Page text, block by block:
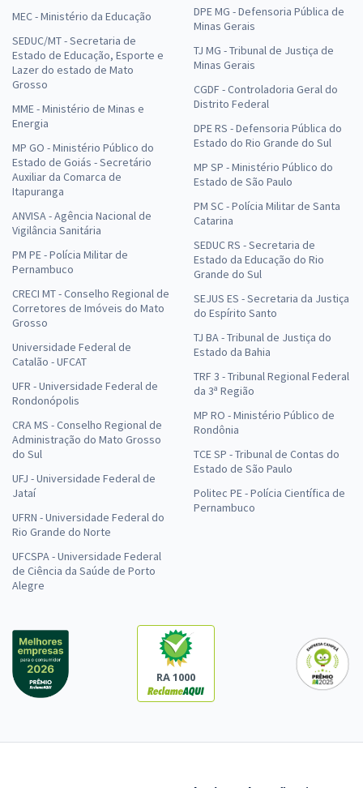
MEC - Ministério da Educação
SEDUC/MT - Secretaria de
Estado de Educação, Esporte e
Lazer do estado de Mato
Grosso
MME - Ministério de Minas e
Energia
MP GO - Ministério Público do
Estado de Goiás - Secretário
Auxiliar da Comarca de
Itapuranga
ANVISA - Agência Nacional de
Vigilância Sanitária
PM PE - Polícia Militar de
Pernambuco
CRECI MT - Conselho Regional de
Corretores de Imóveis do Mato
Grosso
Universidade Federal de
Catalão - UFCAT
UFR - Universidade Federal de
Rondonópolis
CRA MS - Conselho Regional de
Administração do Mato Grosso
do Sul
UFJ - Universidade Federal de
Jataí
UFRN - Universidade Federal do
Rio Grande do Norte
UFCSPA - Universidade Federal
de Ciência da Saúde de Porto
Alegre
DPE MG - Defensoria Pública de
Minas Gerais
TJ MG - Tribunal de Justiça de
Minas Gerais
CGDF - Controladoria Geral do
Distrito Federal
DPE RS - Defensoria Pública do
Estado do Rio Grande do Sul
MP SP - Ministério Público do
Estado de São Paulo
PM SC - Polícia Militar de Santa
Catarina
SEDUC RS - Secretaria de
Estado da Educação do Rio
Grande do Sul
SEJUS ES - Secretaria da Justiça
do Espírito Santo
TJ BA - Tribunal de Justiça do
Estado da Bahia
TRF 3 - Tribunal Regional Federal
da 3ª Região
MP RO - Ministério Público de
Rondônia
TCE SP - Tribunal de Contas do
Estado de São Paulo
Politec PE - Polícia Científica de
Pernambuco
RA 1000